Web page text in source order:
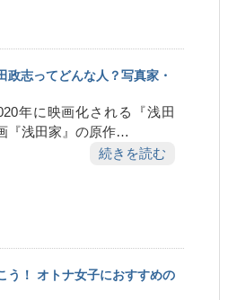
政志ってどんな人？写真家・
年に映画化される『浅田
『浅田家』の原作…
続きを読む
う！ オトナ女子におすすめの